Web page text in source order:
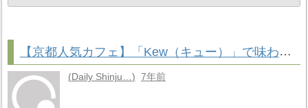
【京都人気カフェ】「Kew（キュー）」で味わうカスタードドーナツ
Daily Shinju… 7年前